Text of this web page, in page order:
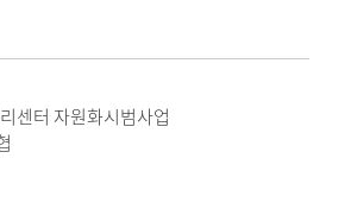
센터 자원화시범사업